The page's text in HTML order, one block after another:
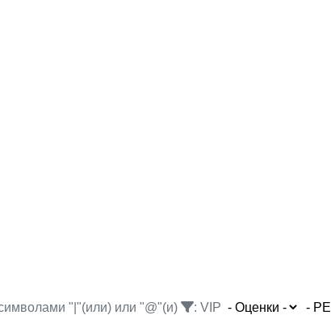
"|"(или) или "@"(и)
: VIP